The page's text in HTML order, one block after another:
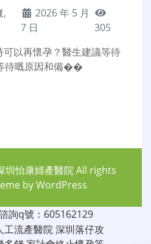
,
2026 年 5 月
7 日
305
以再懷孕？醫生建議等待
待嘅原因和備��
圳怡康婦產醫院All rights
byWordPress
詢q號：605162129
工流產醫院深圳落仔攻